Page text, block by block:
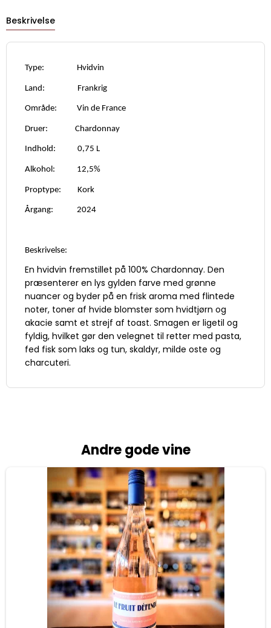
Beskrivelse
Type: Hvidvin
Land: Frankrig
Område: Vin de France
Druer: Chardonnay
Indhold: 0,75 L
Alkohol: 12,5%
Proptype: Kork
Årgang: 2024
Beskrivelse:
En hvidvin fremstillet på 100% Chardonnay. Den
præsenterer en lys gylden farve med grønne
nuancer og byder på en frisk aroma med flintede
noter, toner af hvide blomster som hvidtjørn og
akacie samt et strejf af toast. Smagen er ligetil og
fyldig, hvilket gør den velegnet til retter med pasta,
fed fisk som laks og tun, skaldyr, milde oste og
charcuteri.
Andre gode vine